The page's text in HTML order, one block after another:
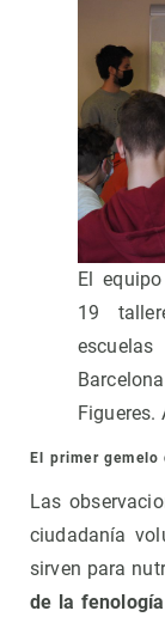
El
19
Figueres.
El primer
Las
ciudadanía
sirven para
de la